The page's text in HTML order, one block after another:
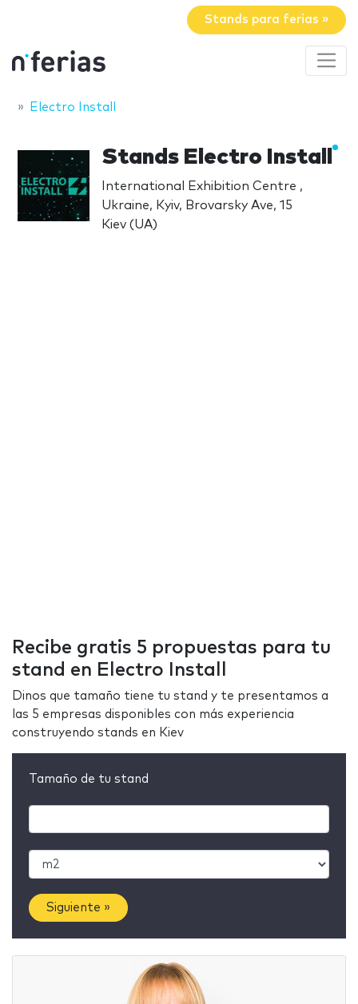
Stands para ferias »
Electro Install
Stands Electro Install
International Exhibition Centre ,
Ukraine, Kyiv, Brovarsky Ave, 15
Kiev (UA)
Recibe gratis 5 propuestas para tu
stand en Electro Install
Dinos que tamaño tiene tu stand y te presentamos a
las 5 empresas disponibles con más experiencia
construyendo stands en Kiev
Tamaño de tu stand
Siguiente »